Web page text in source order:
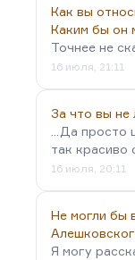
Как вы
Каким бы он
Точнее не
16 июля, 21:11
За что вы
...Да
так красиво
16 июля, 20:11
Не могли бы
Я могу